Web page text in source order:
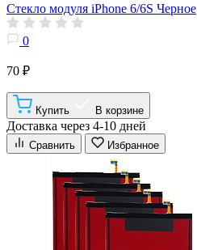
Стекло модуля iPhone 6/6S Черное
0
70 ₽
Купить В корзине
Доставка через 4-10 дней
Сравнить Избранное